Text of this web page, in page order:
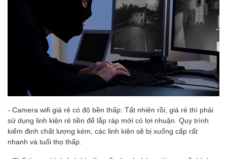
- Camera wifi giá rẻ có độ bền thấp: Tất nhiên rồi, giá rẻ thì phải
sử dụng linh kiện rẻ tiền để lắp ráp mới có lợi nhuận. Quy trình
kiểm định chất lượng kém, các linh kiện sẽ bị xuống cấp rất
nhanh và tuổi thọ thấp.